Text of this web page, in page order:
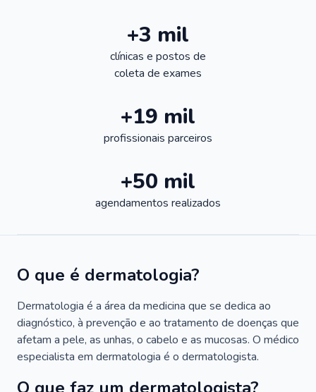
+3 mil
clínicas e postos de
coleta de exames
+19 mil
profissionais parceiros
+50 mil
agendamentos realizados
O que é dermatologia?
Dermatologia é a área da medicina que se dedica ao
diagnóstico, à prevenção e ao tratamento de doenças que
afetam a pele, as unhas, o cabelo e as mucosas. O médico
especialista em dermatologia é o dermatologista.